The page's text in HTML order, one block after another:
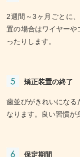
2週間～3ヶ月ごとに
置の場合はワイヤーや
ったりします。
矯正装置の終了
歯並びがきれいになる
なります。良い習慣が
保定期間